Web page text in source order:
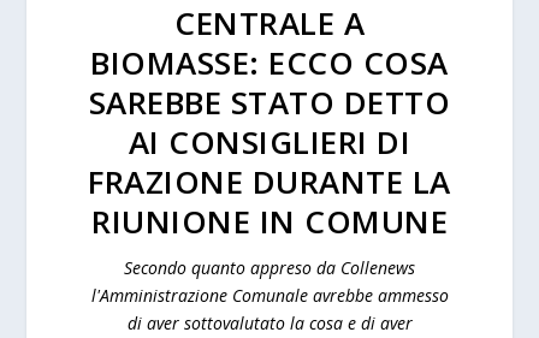
CENTRALE A
BIOMASSE: ECCO COSA
SAREBBE STATO DETTO
AI CONSIGLIERI DI
FRAZIONE DURANTE LA
RIUNIONE IN COMUNE
Secondo quanto appreso da Collenews
l'Amministrazione Comunale avrebbe ammesso
di aver sottovalutato la cosa e di aver